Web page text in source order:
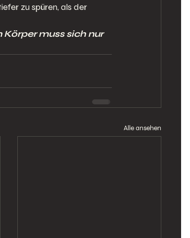
zu spüren, als der
Körper muss sich nur
Alle ansehen